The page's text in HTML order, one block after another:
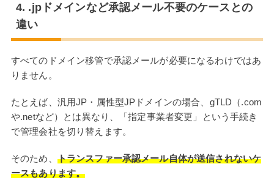
4. .jpドメインなど承認メール不要のケースとの
違い
すべてのドメイン移管で承認メールが必要になるわけではあ
りません。
たとえば、汎用JP・属性型JPドメインの場合、gTLD（.com
や.netなど）とは異なり、「指定事業者変更」という手続き
で管理会社を切り替えます。
そのため、 トランスファー承認メール自体が送信されないケ
ースもあります。